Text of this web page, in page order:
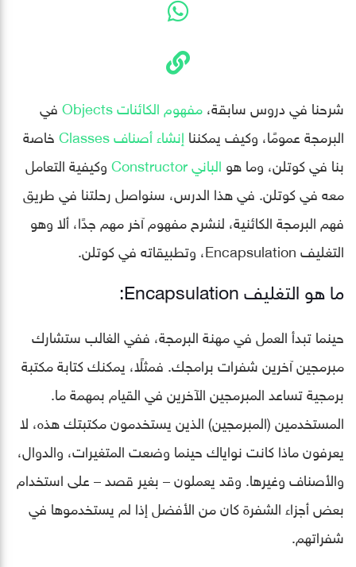
شرحنا في دروس سابقة،مفهوم الكائنات Objects
في
البرمجة عمومًا، وكيف يمكننا إنشاء أصناف Classes
خاصة
بنا في كوتلن، وما هو الباني Constructor
وكيفية التعامل
معه في كوتلن. في هذا الدرس، سنواصل رحلتنا في طريق
فهم البرمجة الكائنية، لنشرح مفهوم آخر مهم جدًا، ألا وهو
التغليف Encapsulation، وتطبيقاته في كوتلن.
ما هو التغليف Encapsulation:
حينما تبدأ العمل في مهنة البرمجة، ففي الغالب ستشارك
مبرمجين آخرين شفرات برامجك. فمثلًا، يمكنك كتابة مكتبة
برمجية تساعد المبرمجين الآخرين في القيام بمهمة ما.
المستخدمين (المبرمجين) الذين يستخدمون مكتبتك هذه، لا
يعرفون ماذا كانت نواياك حينما وضعت المتغيرات، والدوال،
والأصناف وغيرها. وقد يعملون – بغير قصد – على استخدام
بعض أجزاء الشفرة كان من الأفضل إذا لم يستخدموها في
شفراتهم.